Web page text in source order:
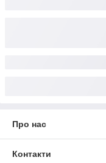
Про нас
Контакти